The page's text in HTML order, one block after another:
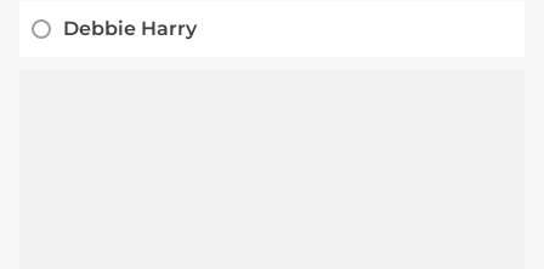
Debbie Harry